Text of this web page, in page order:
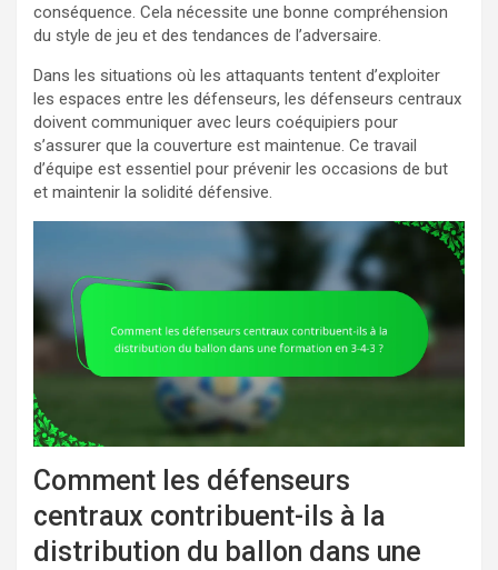
conséquence. Cela nécessite une bonne compréhension
du style de jeu et des tendances de l’adversaire.
Dans les situations où les attaquants tentent d’exploiter
les espaces entre les défenseurs, les défenseurs centraux
doivent communiquer avec leurs coéquipiers pour
s’assurer que la couverture est maintenue. Ce travail
d’équipe est essentiel pour prévenir les occasions de but
et maintenir la solidité défensive.
Comment les défenseurs
centraux contribuent-ils à la
distribution du ballon dans une